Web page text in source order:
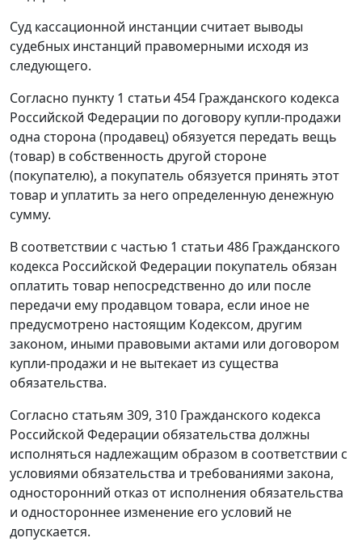
Суд кассационной инстанции считает выводы
судебных инстанций правомерными исходя из
следующего.
Согласно пункту 1 статьи 454 Гражданского кодекса
Российской Федерации по договору купли-продажи
одна сторона (продавец) обязуется передать вещь
(товар) в собственность другой стороне
(покупателю), а покупатель обязуется принять этот
товар и уплатить за него определенную денежную
сумму.
В соответствии с частью 1 статьи 486 Гражданского
кодекса Российской Федерации покупатель обязан
оплатить товар непосредственно до или после
передачи ему продавцом товара, если иное не
предусмотрено настоящим Кодексом, другим
законом, иными правовыми актами или договором
купли-продажи и не вытекает из существа
обязательства.
Согласно статьям 309, 310 Гражданского кодекса
Российской Федерации обязательства должны
исполняться надлежащим образом в соответствии с
условиями обязательства и требованиями закона,
односторонний отказ от исполнения обязательства
и одностороннее изменение его условий не
допускается.